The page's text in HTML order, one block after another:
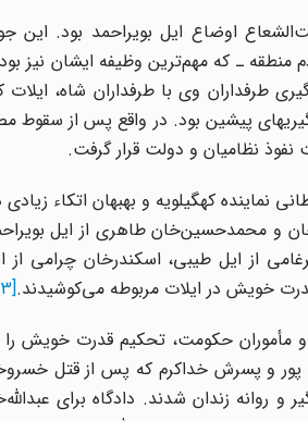
اوضاع ایل بویراحمد بود. این جو
ـ که مهم‌ترین وظیفه ایشان نیز
طرفداران وی با طرفداران شاه،‌ ایلات
پیشین بود. در واقع پس از
نفوذ نظامیان و دولت قرار گرفت.
نماینده کهگیلویه و بهبهان اتکاء
محمدحسین‌خان طاهری از ایل
از ایل طیبی، اسکندرخان چرامی از
قدرت خویش در ایلات مربوطه می‌کوشیدند.[23]
و مأموران حکومت، تحکیم قدرت خویش
پور و پسرش خداکرم که پس از قتل
1336 بدست نظامیان دستگیر و روانه زندان شدند.